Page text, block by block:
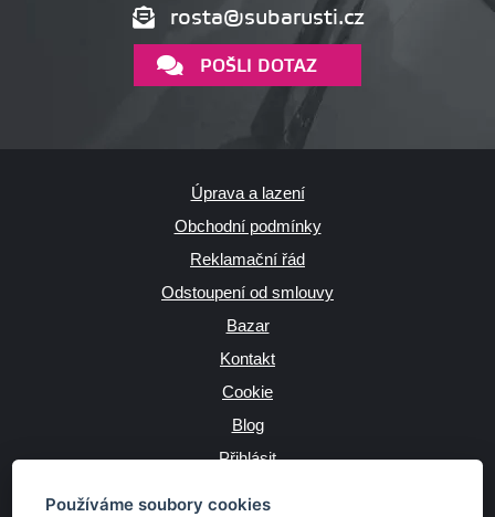
Používáme soubory cookies
rosta@subarusti.cz
POŠLI DOTAZ
Úprava a lazení
Obchodní podmínky
Reklamační řád
Odstoupení od smlouvy
Bazar
Kontakt
Cookie
Blog
Přihlásit